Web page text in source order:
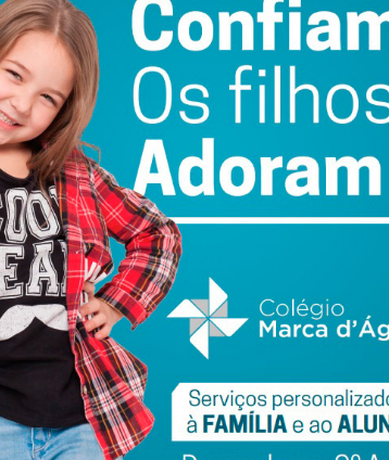
que vão materializar as orientações
do Imediato
de forma regular a informação
termos e condições